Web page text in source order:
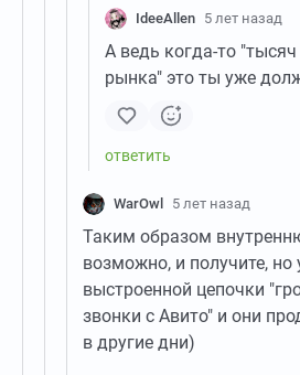
IdeeAllen 5 лет назад
А ведь когда-то
рынка" это ты уже
WarOwl 5 лет назад
Таким образом
возможно, и получите, но
выстроенной цепочки
звонки с Авито" и они
в другие дни)